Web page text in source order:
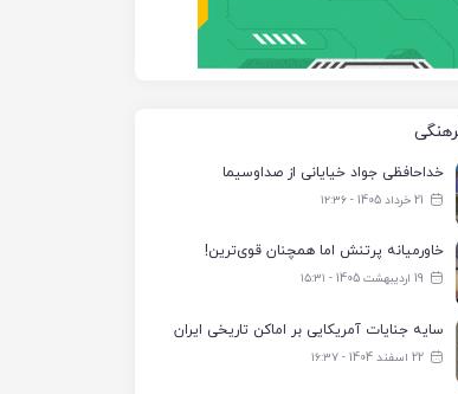
خداحافظی جواد خیایانی از صداوسیما
21 خرداد 1405 - ۱۲:۳۶
خاورمیانه پرتنش اما همچنان قوی‌ترین!
19 اردیبهشت 1405 - ۱۵:۳۱
سایه جنایات آمریکایی بر اماکن تاریخی ایران
22 اسفند 1404 - ۱۶:۳۷